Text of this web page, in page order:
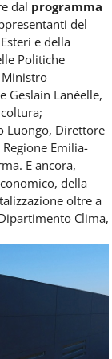
dal programma
del
e della
Politiche
Ministro
Geslain Lanéelle,
Luongo, Direttore
Emilia-
E ancora,
della
oltre a
Clima,